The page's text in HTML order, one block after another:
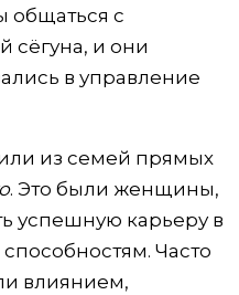
общаться с
сёгуна, и они
в управление
из семей прямых
. Это были женщины,
успешную карьеру в
Часто
влиянием,